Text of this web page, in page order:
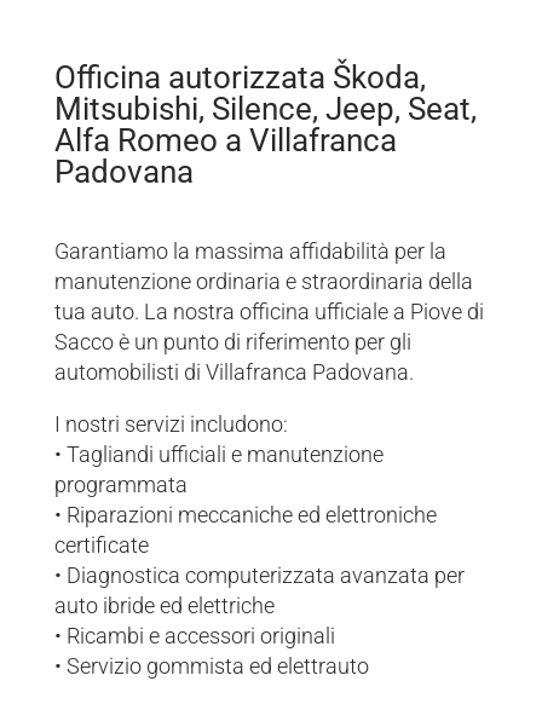
Officina autorizzata Škoda,
Mitsubishi, Silence, Jeep, Seat,
Alfa Romeo a Villafranca
Padovana
Garantiamo la massima affidabilità per la
manutenzione ordinaria e straordinaria della
tua auto. La nostra officina ufficiale a Piove di
Sacco è un punto di riferimento per gli
automobilisti di Villafranca Padovana.
I nostri servizi includono:
• Tagliandi ufficiali e manutenzione
programmata
• Riparazioni meccaniche ed elettroniche
certificate
• Diagnostica computerizzata avanzata per
auto ibride ed elettriche
• Ricambi e accessori originali
• Servizio gommista ed elettrauto